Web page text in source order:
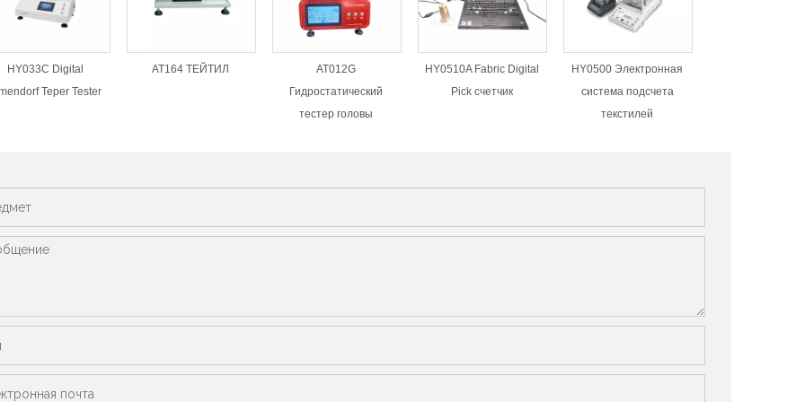
HY033C Digital
Teper Tester
AT164 ТЕЙТИЛ
AT012G
Гидростатический
тестер головы
HY0510A Fabric Digital
Pick счетчик
HY0500 Электронная
система подсчета
текстилей